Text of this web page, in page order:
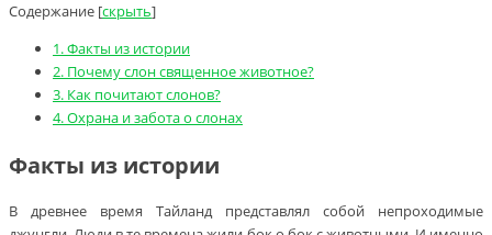
Содержание [скрыть]
1.Факты из истории
2. Почему слон священное животное?
3. Как почитают слонов?
4.Охрана и забота о слонах
Факты из истории
В древнее время Тайланд представлял собой непроходимые